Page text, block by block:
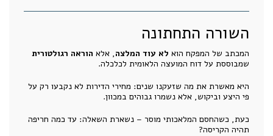
השורה התחתונה
המכתב של המפקח הוא לא עוד המלצה, אלא הוראה רגולטורית
שמבוססת על דוח המועצה הלאומית לכלכלה.
היא מאשרת את מה שזעקנו שנים: מחירי הדירות לא נקבעו רק על
פי היצע וביקוש, אלא נשמרו גבוהים במכוון.
כעת, כשהחסם המלאכותי מוסר – נשארת השאלה: עד כמה חריפה
תהיה הקריסה?